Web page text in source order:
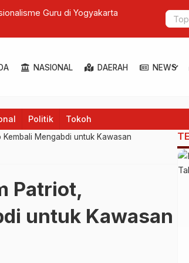
Wali Kota Siapkan Sistem
Wakil
Tinjau
NASIONAL DAERAH NEWS
expand_more
Politik Tokoh
Mengabdi untuk Kawasan
Patriot,
untuk Kawasan